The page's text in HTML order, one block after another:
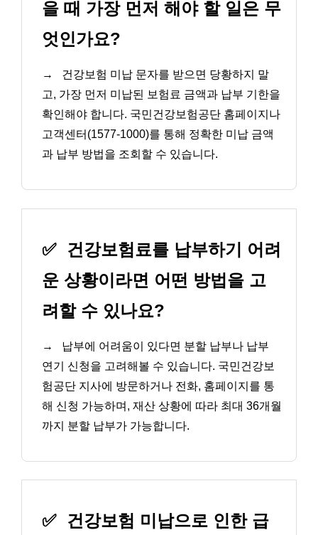
을 때 가장 먼저 해야 할 일은 무
엇인가요?
→
건강보험 미납 문자를 받으면 당황하지 말
고, 가장 먼저 미납된 보험료 금액과 납부 기한을
확인해야 합니다. 국민건강보험공단 홈페이지나
고객센터(1577-1000)를 통해 정확한 미납 금액
과 납부 방법을 조회할 수 있습니다.
✅
건강보험료를 납부하기 어려
운 상황이라면 어떤 방법을 고
려할 수 있나요?
→
납부에 어려움이 있다면 분할 납부나 납부
연기 신청을 고려해볼 수 있습니다. 국민건강보
험공단 지사에 방문하거나 전화, 홈페이지를 통
해 신청 가능하며, 재산 상황에 따라 최대 36개월
까지 분할 납부가 가능합니다.
✅
건강보험 미납으로 인한 급